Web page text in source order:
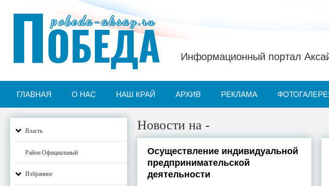
pobeda-aksay.ru
ПОБЕДА Информационный портал
ГЛАВНАЯ О НАС НАШ КРАЙ АРХИВ РЕКЛАМА
Власть
Район Официальный
Избранное
Новости на -
Осуществление индивидуальной
предпринимательской
деятельности